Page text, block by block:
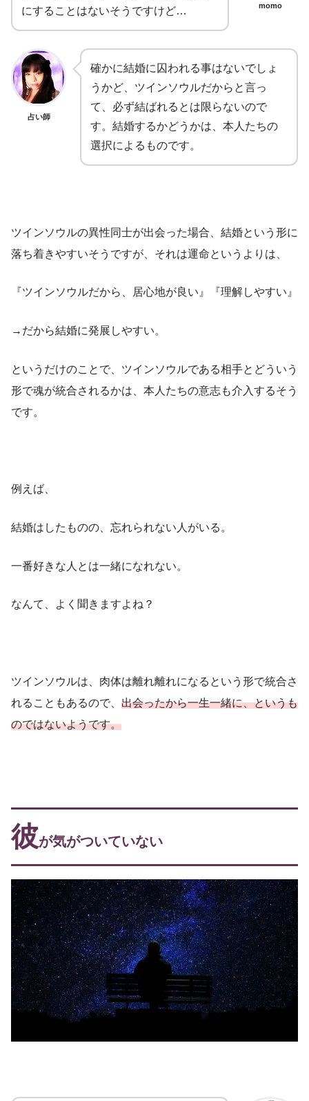
にすることはないそうですけど…
momo
占い師
確かに結婚に囚われる事はないでしょ
うかど、ツインソウルだからと言っ
て、必ず結ばれるとは限らないので
す。結婚するかどうかは、本人たちの
選択によるものです。
ツインソウルの異性同士が出会った場合、結婚という形に
落ち着きやすいそうですが、それは運命というよりは、
『ツインソウルだから、居心地が良い』『理解しやすい』
→だから結婚に発展しやすい。
というだけのことで、ツインソウルである相手とどういう
形で魂が統合されるかは、本人たちの意志も介入するそう
です。
例えば、
結婚はしたものの、忘れられない人がいる。
一番好きな人とは一緒になれない。
なんて、よく聞きますよね？
ツインソウルは、肉体は離れ離れになるという形で統合さ
れることもあるので、 出会ったから一生一緒に、というも
のではないようです。
彼が気がついていない